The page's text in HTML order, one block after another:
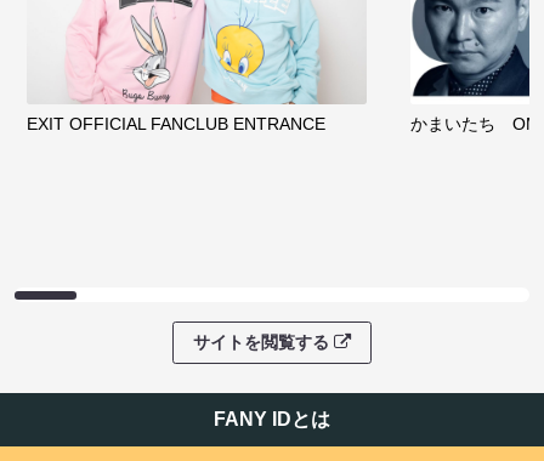
EXIT OFFICIAL FANCLUB ENTRANCE かまいたち
サイトを閲覧する
FANY IDとは